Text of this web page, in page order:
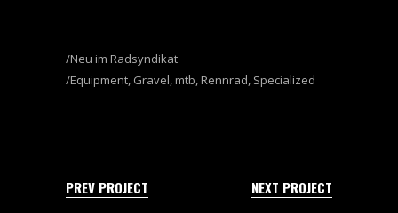
Neu im Radsyndikat
Equipment, Gravel,mtb,Rennrad, Specialized
PREV PROJECT NEXT PROJECT